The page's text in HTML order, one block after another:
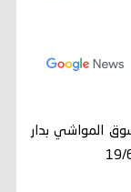
المواشي بدار